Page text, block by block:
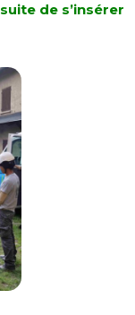
de s’insérer